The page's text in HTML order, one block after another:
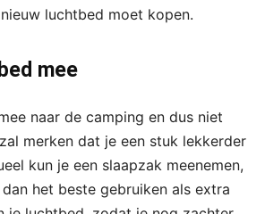
luchtbed moet kopen.
mee
naar de camping en dus niet
merken dat je een stuk lekkerder
kun je een slaapzak meenemen,
het beste gebruiken als extra